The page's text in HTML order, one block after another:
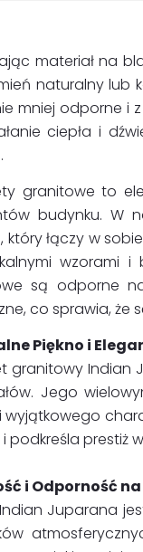
materiał na
naturalny lub
mniej odporne i
ciepła i
granitowe to
budynku. W
który łączy w
wzorami
są odporne
co sprawia,
Piękno i
granitowy Indian
Jego
wyjątkowego
podkreśla prestiż
i Odporność
Juparana